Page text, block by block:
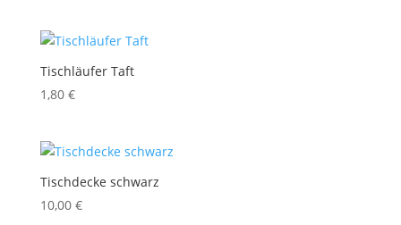
Tischläufer Taft
1,80 €
Tischdecke schwarz
10,00 €